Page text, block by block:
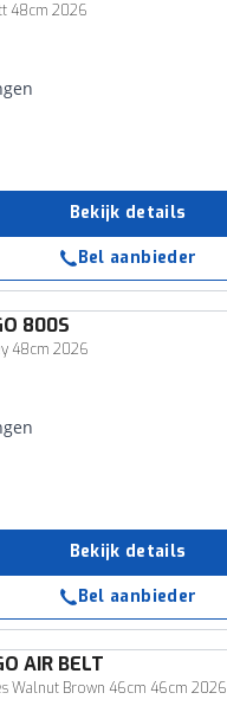
48cm 2026
Bekijk details
Bel aanbieder
800S
48cm 2026
Bekijk details
Bel aanbieder
AIR BELT
Walnut Brown 46cm 46cm 2026